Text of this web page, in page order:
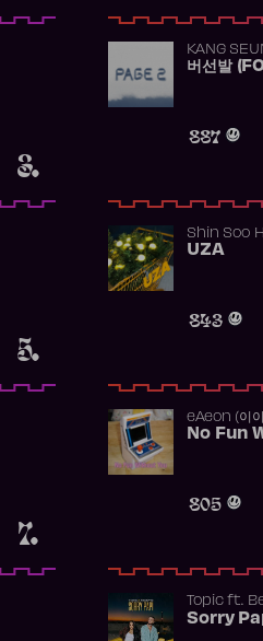
3.
KANG
버선발
887
5.
Shin Soo
UZA
843
7.
​eAeon (이
No Fun
805
Topicft.
Sorry